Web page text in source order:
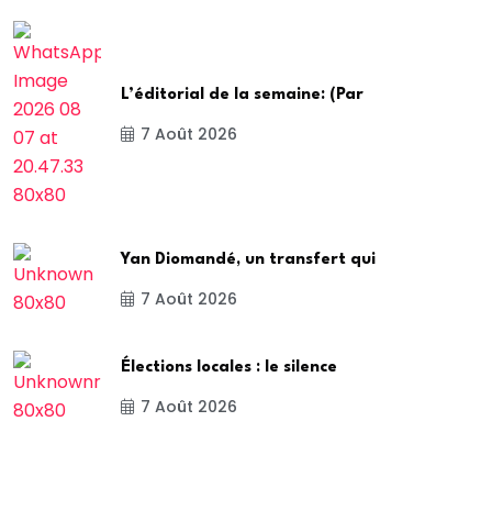
L’éditorial de la semaine: (Par
7 Août 2026
Yan Diomandé, un transfert qui
7 Août 2026
Élections locales : le silence
7 Août 2026